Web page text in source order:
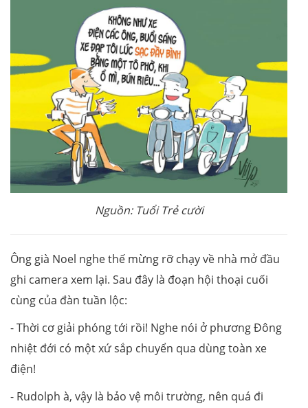
Nguồn: Tuổi Trẻ cười
Ông già Noel nghe thế mừng rỡ chạy về nhà mở đầu
ghi camera xem lại. Sau đây là đoạn hội thoại cuối
cùng của đàn tuần lộc:
- Thời cơ giải phóng tới rồi! Nghe nói ở phương Đông
nhiệt đới có một xứ sắp chuyển qua dùng toàn xe
điện!
- Rudolph à, vậy là bảo vệ môi trường, nên quá đi